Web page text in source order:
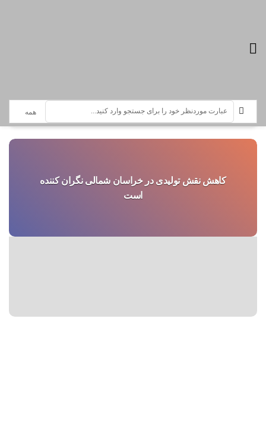
سرویس خبری استان خراسان شمالی
کاهش نقش تولیدی در خراسان شمالی نگران کننده
است